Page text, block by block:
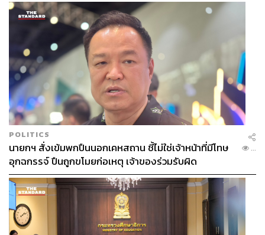
POLITICS
นายกฯ สั่งเข้มพกปืนนอกเคหสถาน ชี้ไม่ใช่เจ้าหน้าที่มีโทษ
อุกฉกรรจ์ ปืนถูกขโมยก่อเหตุ เจ้าของร่วมรับผิด
...